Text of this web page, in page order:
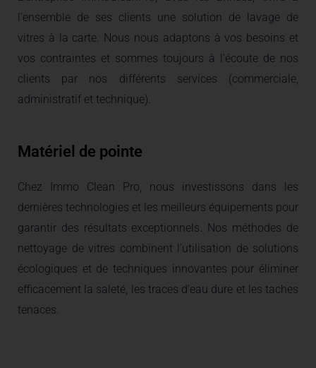
l’ensemble de ses clients une solution de lavage de
vitres à la carte. Nous nous adaptons à vos besoins et
vos contraintes et sommes toujours à l’écoute de nos
clients par nos différents services (commerciale,
administratif et technique).
Matériel de pointe
Chez Immo Clean Pro, nous investissons dans les
dernières technologies et les meilleurs équipements pour
garantir des résultats exceptionnels. Nos méthodes de
nettoyage de vitres combinent l’utilisation de solutions
écologiques et de techniques innovantes pour éliminer
efficacement la saleté, les traces d’eau dure et les taches
tenaces.